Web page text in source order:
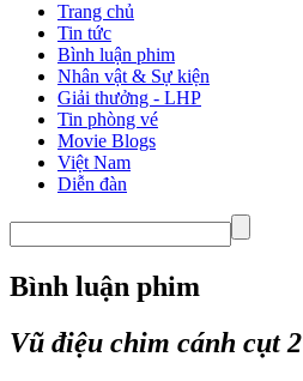
Trang chủ
Tin tức
Bình luận phim
Nhân vật & Sự kiện
Giải thưởng - LHP
Tin phòng vé
Movie Blogs
Việt Nam
Diễn đàn
Bình luận phim
Vũ điệu chim cánh cụt 2